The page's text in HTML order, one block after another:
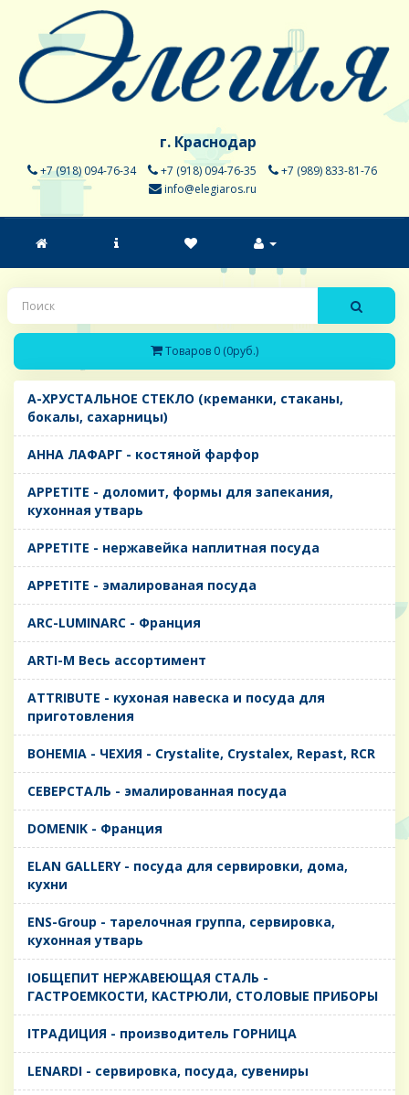
г. Краснодар
+7 (918) 094-76-34 +7 (918) 094-76-35
+7 (989) 833-81-76
info@elegiaros.ru
Товаров 0 (0руб.)
A-ХРУСТАЛЬНОЕ СТЕКЛО (креманки, стаканы,
бокалы, сахарницы)
AHHA ЛАФАРГ - костяной фарфор
APPETITE - доломит, формы для запекания,
кухонная утварь
APPETITE - нержавейка наплитная посуда
APPETITE - эмалированая посуда
ARC-LUMINARC - Франция
ARTI-M Весь ассортимент
ATTRIBUTE - кухоная навеска и посуда для
приготовления
BOHEMIA - ЧЕХИЯ - Crystalite, Crystalex, Repast, RCR
CЕВЕРСТАЛЬ - эмалированная посуда
DOMENIK - Франция
ELAN GALLERY - посуда для сервировки, дома,
кухни
ENS-Group - тарелочная группа, сервировка,
кухонная утварь
IОБЩЕПИТ НЕРЖАВЕЮЩАЯ СТАЛЬ -
ГАСТРОЕМКОСТИ, КАСТРЮЛИ, СТОЛОВЫЕ ПРИБОРЫ
IТРАДИЦИЯ - производитель ГОРНИЦА
LENARDI - сервировка, посуда, сувениры